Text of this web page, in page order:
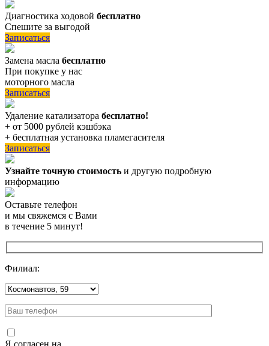
Диагностика ходовой бесплатно
Спешите за выгодой
Записаться
Замена масла бесплатно
При покупке у нас
моторного масла
Записаться
Удаление катализатора бесплатно!
+ от 5000 рублей кэшбэка
+ бесплатная установка пламегасителя
Записаться
Узнайте точную стоимость и другую подробную
информацию
Оставьте телефон
и мы свяжемся с Вами
в течение 5 минут!
Филиал:
Я согласен на